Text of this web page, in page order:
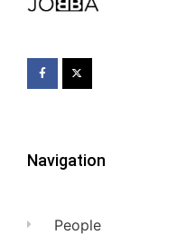
Navigation
People